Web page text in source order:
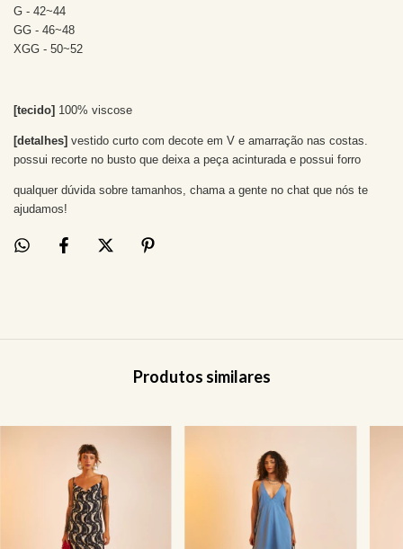
G - 42~44
GG - 46~48
XGG - 50~52
[tecido] 100% viscose
[detalhes] vestido curto com decote em V e amarração nas costas.
possui recorte no busto que deixa a peça acinturada e possui forro
qualquer dúvida sobre tamanhos, chama a gente no chat que nós te
ajudamos!
Produtos similares